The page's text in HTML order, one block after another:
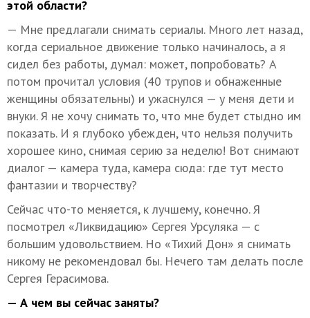
этой области?
— Мне предлагали снимать сериалы. Много лет назад,
когда сериальное движение только начиналось, а я
сидел без работы, думал: может, попробовать? А
потом прочитал условия (40 трупов и обнаженные
женщины обязательны) и ужаснулся — у меня дети и
внуки. Я не хочу снимать то, что мне будет стыдно им
показать. И я глубоко убежден, что нельзя получить
хорошее кино, снимая серию за неделю! Вот снимают
диалог — камера туда, камера сюда: где тут место
фантазии и творчеству?
Сейчас что-то меняется, к лучшему, конечно. Я
посмотрел «Ликвидацию» Сергея Урсуляка — с
большим удовольствием. Но «Тихий Дон» я снимать
никому не рекомендовал бы. Нечего там делать после
Сергея Герасимова.
— А чем вы сейчас заняты?